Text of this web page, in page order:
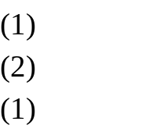
(1)
(2)
(1)